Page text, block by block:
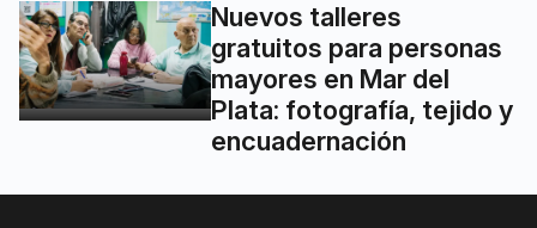
Nuevos talleres
gratuitos para personas
mayores en Mar del
Plata: fotografía, tejido y
encuadernación